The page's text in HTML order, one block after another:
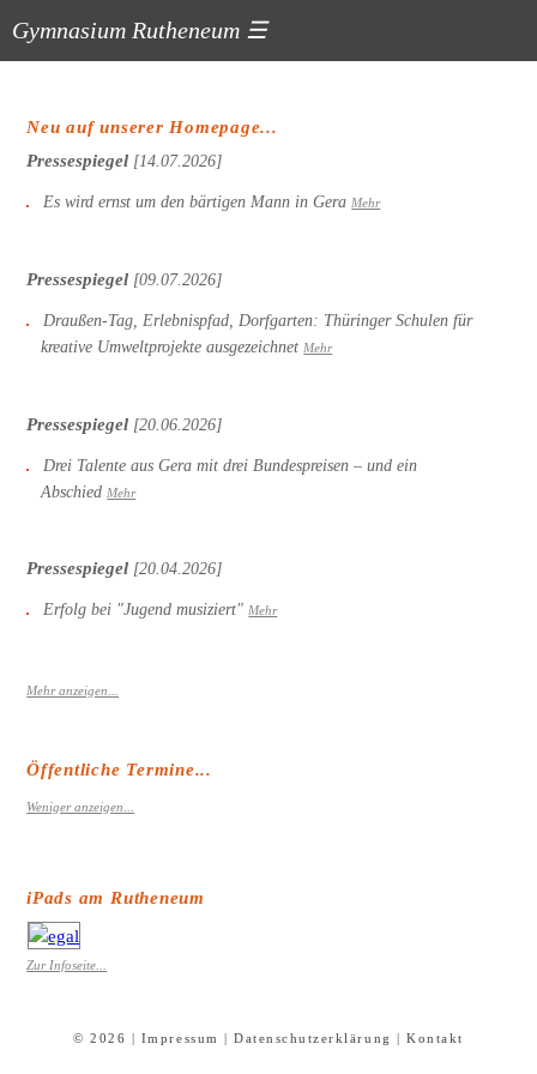
Gymnasium Rutheneum ☰
Neu auf unserer Homepage...
Pressespiegel [14.07.2026]
Es wird ernst um den bärtigen Mann in Gera Mehr
Pressespiegel [09.07.2026]
Draußen-Tag, Erlebnispfad, Dorfgarten: Thüringer Schulen für
kreative Umweltprojekte ausgezeichnet Mehr
Pressespiegel [20.06.2026]
Drei Talente aus Gera mit drei Bundespreisen – und ein
Abschied Mehr
Pressespiegel [20.04.2026]
Erfolg bei "Jugend musiziert" Mehr
Mehr anzeigen...
Öffentliche Termine...
Weniger anzeigen...
iPads am Rutheneum
Zur Infoseite...
© 2026 | Impressum |Datenschutzerklärung |Kontakt